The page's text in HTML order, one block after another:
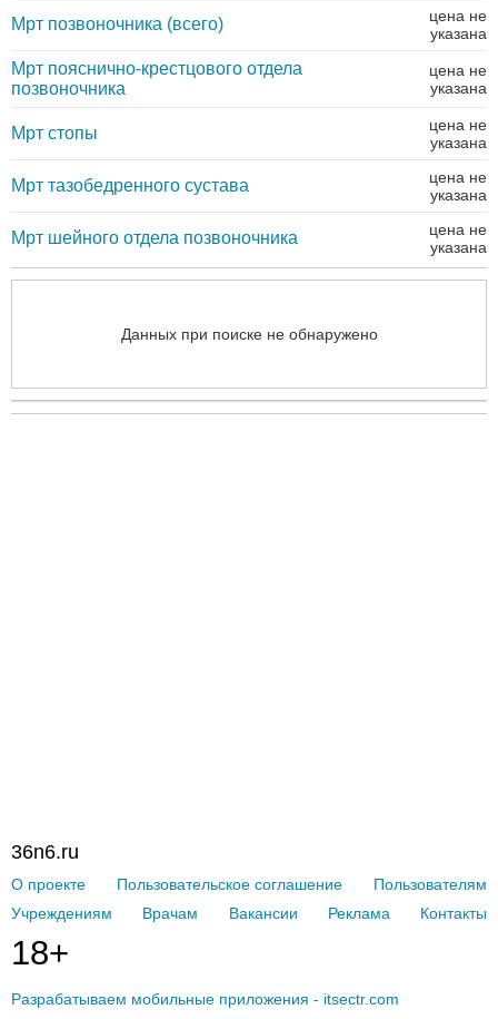
Мрт позвоночника (всего)
цена не
указана
Мрт пояснично-крестцового отдела
позвоночника
цена не
указана
Мрт стопы
цена не
указана
Мрт тазобедренного сустава
цена не
указана
Мрт шейного отдела позвоночника
цена не
указана
Данных при поиске не обнаружено
36n6.ru
О проекте Пользовательское соглашение
Пользователям
Учреждениям
Врачам Вакансии Реклама Контакты
18+
Разрабатываем мобильные приложения - itsectr.com